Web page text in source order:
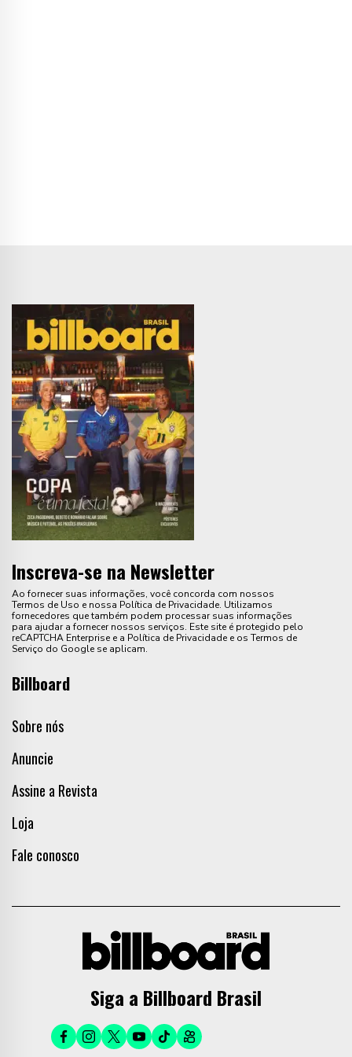
Inscreva-se na Newsletter
Ao fornecer suas informações, você concorda com nossos
Termos de Uso e nossa Política de Privacidade. Utilizamos
fornecedores que também podem processar suas informações
para ajudar a fornecer nossos serviços. Este site é protegido pelo
reCAPTCHA Enterprise e a Política de Privacidade e os Termos de
Serviço do Google se aplicam.
Billboard
Sobre nós
Anuncie
Assine a Revista
Loja
Fale conosco
Siga a Billboard Brasil